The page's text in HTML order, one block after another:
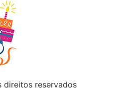
direitos reservados